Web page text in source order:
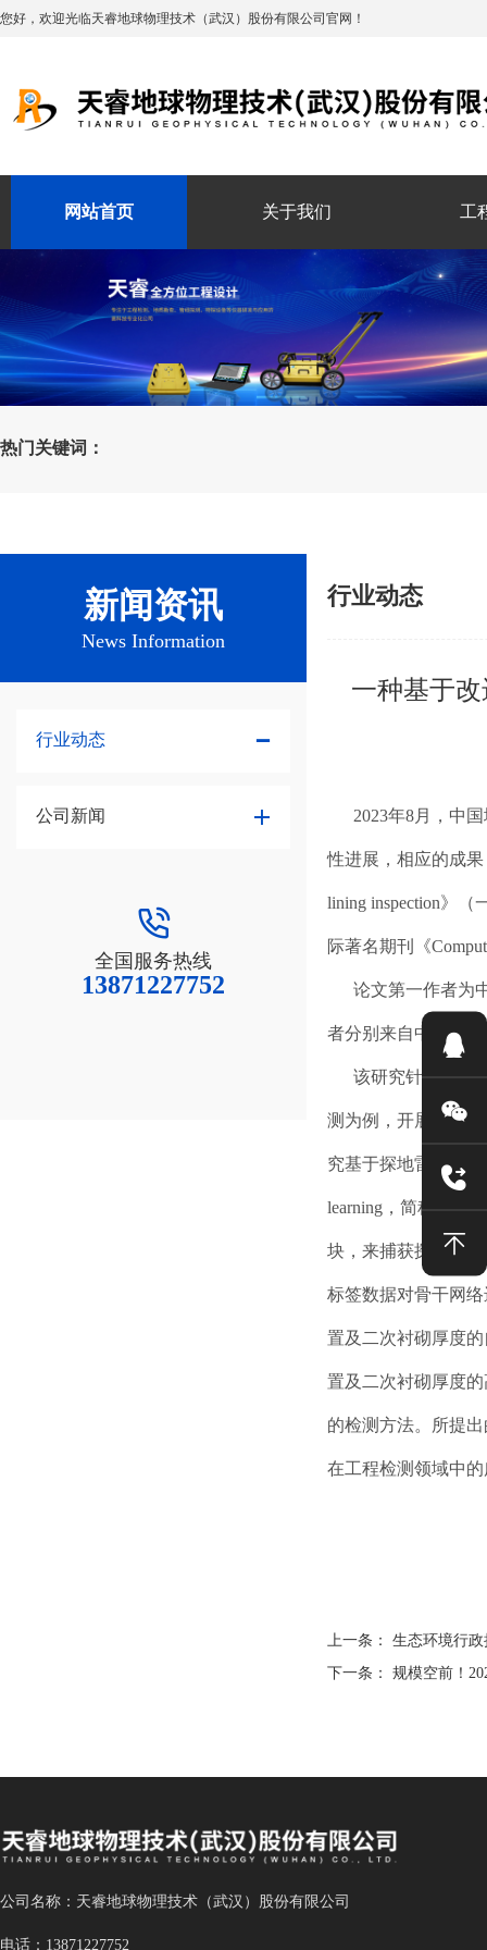
您好，欢迎光临天睿地球物理技术（武汉）股份有限公司官网！
网站首页 关于我们 工
热门关键词：
新闻资讯
News Information
行业动态
公司新闻
全国服务热线
13871227752
行业动态
一种基于
2023年8月，中国
性进展，相应的成果
lining inspection》
际著名期刊《
论文第一作者为中
者分别来自中铁西
该研究针对工程检
测为例，开展基于
究基于探地雷达道间
learning，简称SA-
块，来捕获探地雷
标签数据对骨干网
置及二次衬砌厚度
置及二次衬砌厚度
的检测方法。所提
在工程检测领域中
上一条：生态环境行
下一条：规模空前！
公司名称：天睿地球物理技术（武汉）股份有限公司
电话：13871227752